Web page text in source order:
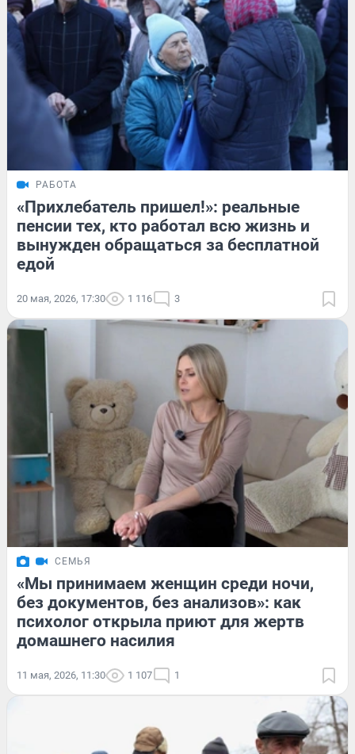
РАБОТА
«Прихлебатель пришел!»: реальные
пенсии тех, кто работал всю жизнь и
вынужден обращаться за бесплатной
едой
20 мая, 2026, 17:30 1 116 3
СЕМЬЯ
«Мы принимаем женщин среди ночи,
без документов, без анализов»: как
психолог открыла приют для жертв
домашнего насилия
11 мая, 2026, 11:30 1 107 1